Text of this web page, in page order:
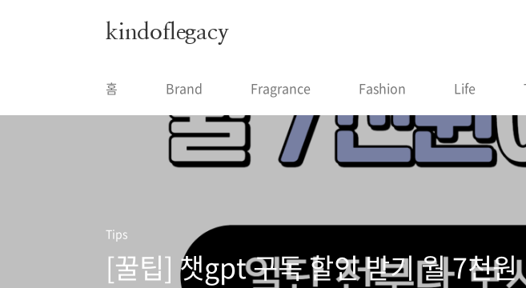
kindoflegacy
홈 Brand Fragrance Fashion Life
Tips
[꿀팁] 챗gpt 구독 할인 받기 월 7천